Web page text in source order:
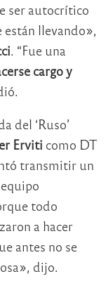
ser autocrítico
están llevando»,
. “Fue una
cargo y
del ‘Ruso’
Erviti como DT
transmitir un
todo
a hacer
antes no se
dijo.